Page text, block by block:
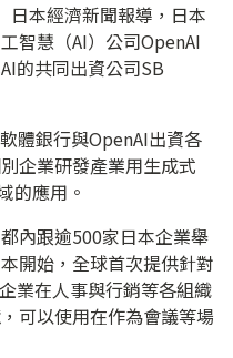
日本經濟新聞報導，日本
智慧（AI）公司OpenAI
的共同出資公司SB
體銀行與OpenAI出資各
企業研發產業用生成式
的應用。
內跟逾500家日本企業舉
開始，全球首次提供針對
業在人事與行銷等各組織
可以使用在作為會議等場